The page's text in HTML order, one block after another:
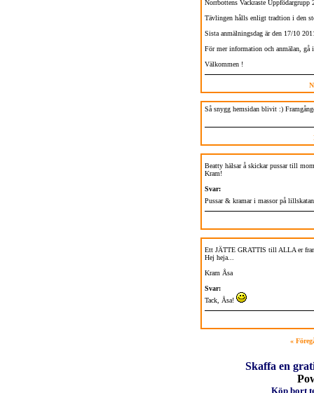
Norrbottens Vackraste Uppfödargrupp
Tävlingen hålls enligt tradtion i den
Sista anmälningsdag är den 17/10
För mer information och anmälan, gå
Välkommen !
Så snygg hemsidan blivit :)
Beatty hälsar å skickar pussar till
Kram!
Svar:
Pussar & kramar i massor på
Ett JÄTTE GRATTIS till ALLA er
Hej heja...
Kram Åsa
Svar:
Tack, Åsa!
«
Skaffa en
Köp bort